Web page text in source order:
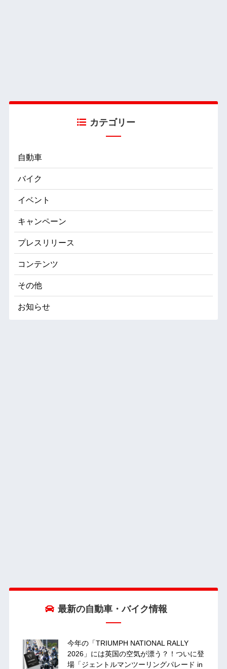
カテゴリー
自動車
バイク
イベント
キャンペーン
プレスリリース
コンテンツ
その他
お知らせ
最新の自動車・バイク情報
今年の「TRIUMPH NATIONAL RALLY
2026」には英国の空気が漂う？！ついに登
場「ジェントルマンツーリングパレード in